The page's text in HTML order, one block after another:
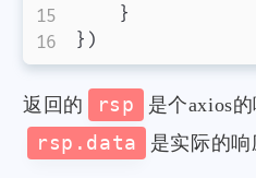
}
} )
返回的 rsp
是个axios
rsp.data
是实际的响